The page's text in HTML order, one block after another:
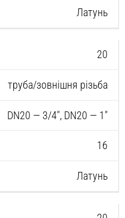
Латунь
20
труба/зовнішня різьба
DN20 — 3/4″, DN20 — 1″
16
Латунь